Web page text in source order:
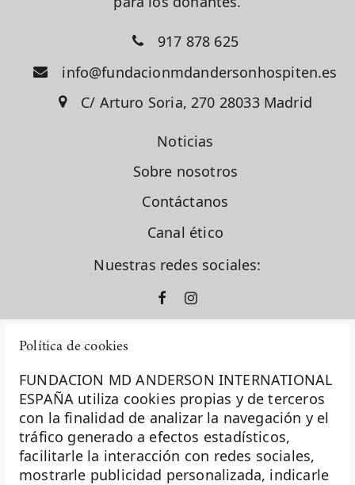
Política de cookies
FUNDACION MD ANDERSON INTERNATIONAL
ESPAÑA utiliza cookies propias y de terceros
con la finalidad de analizar la navegación y el
tráfico generado a efectos estadísticos,
facilitarle la interacción con redes sociales,
mostrarle publicidad personalizada, indicarle
917 878 625
info@fundacionmdandersonhospiten.es
C/ Arturo Soria, 270 28033 Madrid
Noticias
Sobre nosotros
Contáctanos
Canal ético
Nuestras redes sociales:
La Fundación MD Anderson España - Hospiten es
miembro de laAsociación Española de Fundaciones
Investigación